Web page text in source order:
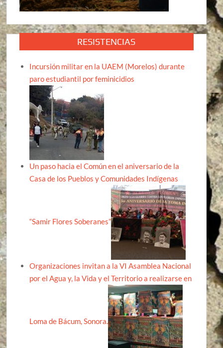
RESISTENCIAS
Incursión militar en la UAEM (Morelos) durante
paro estudiantil por feminicidios
Un paso hacia el Común en el aniversario de la
Casa de los Pueblos y Comunidades Indígenas
“Samir Flores Soberanes”
Organizaciones invitan a la VI Asamblea Nacional
por el Agua y, la Vida y el Territorio a realizarse en
Loma de Bácum, Sonora.